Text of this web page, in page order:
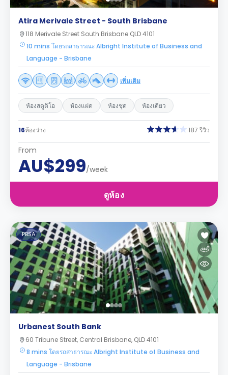
Atira Merivale Street - South Brisbane
118 Merivale Street South Brisbane QLD 4101
10 mins โดยรถสาธารณะ Albright Institute of Business and
Language - Brisbane
เพิ่มเติม
ห้องสตูดิโอ ห้องแฝด ห้องชุด ห้องเดี่ยว
16ห้องว่าง 187 รีวิว
From
AU$299/week
ดูห้อง
PBSA
Urbanest South Bank
60 Tribune Street, Central Brisbane, QLD 4101
8 mins โดยรถสาธารณะ Albright Institute of Business and
Language - Brisbane